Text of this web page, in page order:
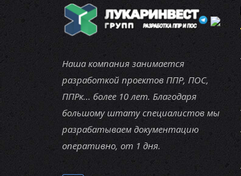
Наша компания занимается
разработкой проектов ППР, ПОС,
ППРк... более 10 лет. Благодаря
большому штату специалистов мы
разрабатываем документацию
оперативно, от 1 дня.